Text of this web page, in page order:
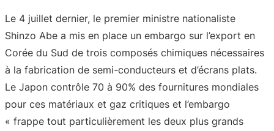
Le 4 juillet dernier, le premier ministre nationaliste
Shinzo Abe a mis en place un embargo sur l’export en
Corée du Sud de trois composés chimiques nécessaires
à la fabrication de semi-conducteurs et d’écrans plats.
Le Japon contrôle 70 à 90% des fournitures mondiales
pour ces matériaux et gaz critiques et l’embargo
« frappe tout particulièrement les deux plus grands